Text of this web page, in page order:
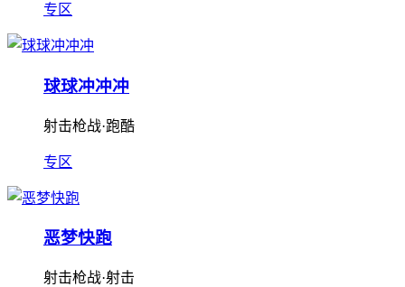
专区
球球冲冲冲
射击枪战·跑酷
专区
恶梦快跑
射击枪战·射击